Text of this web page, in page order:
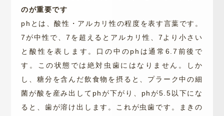
のが重要です
phとは、酸性・アルカリ性の程度を表す言葉です。
7が中性で、7を超えるとアルカリ性、7より小さい
と酸性を表します。 口の中のphは通常6.7前後で
す。この状態では絶対虫歯にはなりません。
しか
し、糖分を含んだ飲食物を摂ると、プラーク中の細
菌が酸を産み出してphが下がり、phが5.5以下にな
ると、歯が溶け出します。これが虫歯です。
まきの